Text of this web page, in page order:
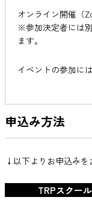
オンライン開催（
※参加決定者には
ます。
イベントの参加に
申込み方法
↓以下よりお申込み
TRPスクー